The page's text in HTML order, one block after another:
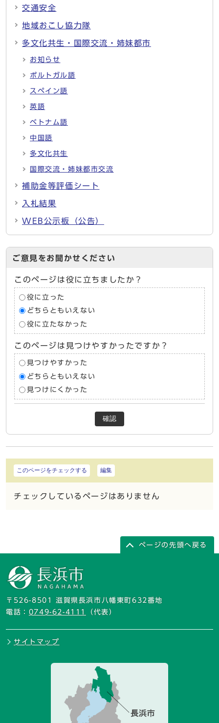
交通安全
地域おこし協力隊
多文化共生・国際交流・姉妹都市
お知らせ
ポルトガル語
スペイン語
英語
ベトナム語
中国語
多文化共生
国際交流・姉妹都市交流
補助金等評価シート
入札結果
WEB公示板（公告）
ご意見をお聞かせください
このページは役に立ちましたか？
役に立った
どちらともいえない
役に立たなかった
このページは見つけやすかったですか？
見つけやすかった
どちらともいえない
見つけにくかった
確認
このページをチェックする 編集
チェックしているページはありません
ページの先頭へ戻る
〒526-8501 滋賀県長浜市八幡東町632番地
電話： 0749-62-4111 （代表）
サイトマップ